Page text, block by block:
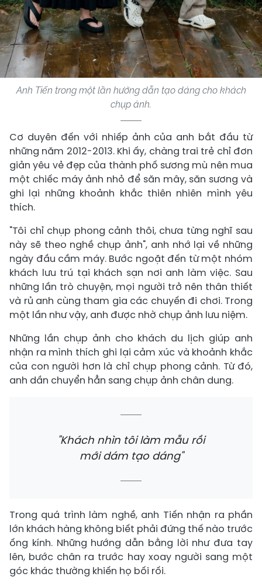
Anh Tiến trong một lần hướng dẫn tạo dáng cho khách
chụp ảnh.
Cơ duyên đến với nhiếp ảnh của anh bắt đầu từ
những năm 2012-2013. Khi ấy, chàng trai trẻ chỉ đơn
giản yêu vẻ đẹp của thành phố sương mù nên mua
một chiếc máy ảnh nhỏ để săn mây, săn sương và
ghi lại những khoảnh khắc thiên nhiên mình yêu
thích.
"Tôi chỉ chụp phong cảnh thôi, chưa từng nghĩ sau
này sẽ theo nghề chụp ảnh", anh nhớ lại về những
ngày đầu cầm máy. Bước ngoặt đến từ một nhóm
khách lưu trú tại khách sạn nơi anh làm việc. Sau
những lần trò chuyện, mọi người trở nên thân thiết
và rủ anh cùng tham gia các chuyến đi chơi. Trong
một lần như vậy, anh được nhờ chụp ảnh lưu niệm.
Những lần chụp ảnh cho khách du lịch giúp anh
nhận ra mình thích ghi lại cảm xúc và khoảnh khắc
của con người hơn là chỉ chụp phong cảnh. Từ đó,
anh dần chuyển hẳn sang chụp ảnh chân dung.
"Khách nhìn tôi làm mẫu rồi
mới dám tạo dáng"
Trong quá trình làm nghề, anh Tiến nhận ra phần
lớn khách hàng không biết phải đứng thế nào trước
ống kính. Những hướng dẫn bằng lời như đưa tay
lên, bước chân ra trước hay xoay người sang một
góc khác thường khiến họ bối rối.